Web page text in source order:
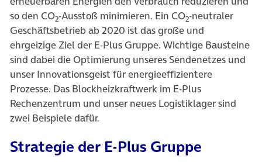
so den CO2-Ausstoß minimieren. Ein CO2-neutraler
Geschäftsbetrieb ab 2020 ist das große und
ehrgeizige Ziel der E-Plus Gruppe. Wichtige Bausteine
sind dabei die Optimierung unseres Sendenetzes und
unser Innovationsgeist für energieeffizientere
Prozesse. Das Blockheizkraftwerk im E-Plus
Rechenzentrum und unser neues Logistiklager sind
zwei Beispiele dafür.
Strategie der E-Plus Gruppe